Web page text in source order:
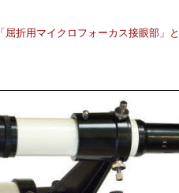
折用マイクロフォーカス接眼部」